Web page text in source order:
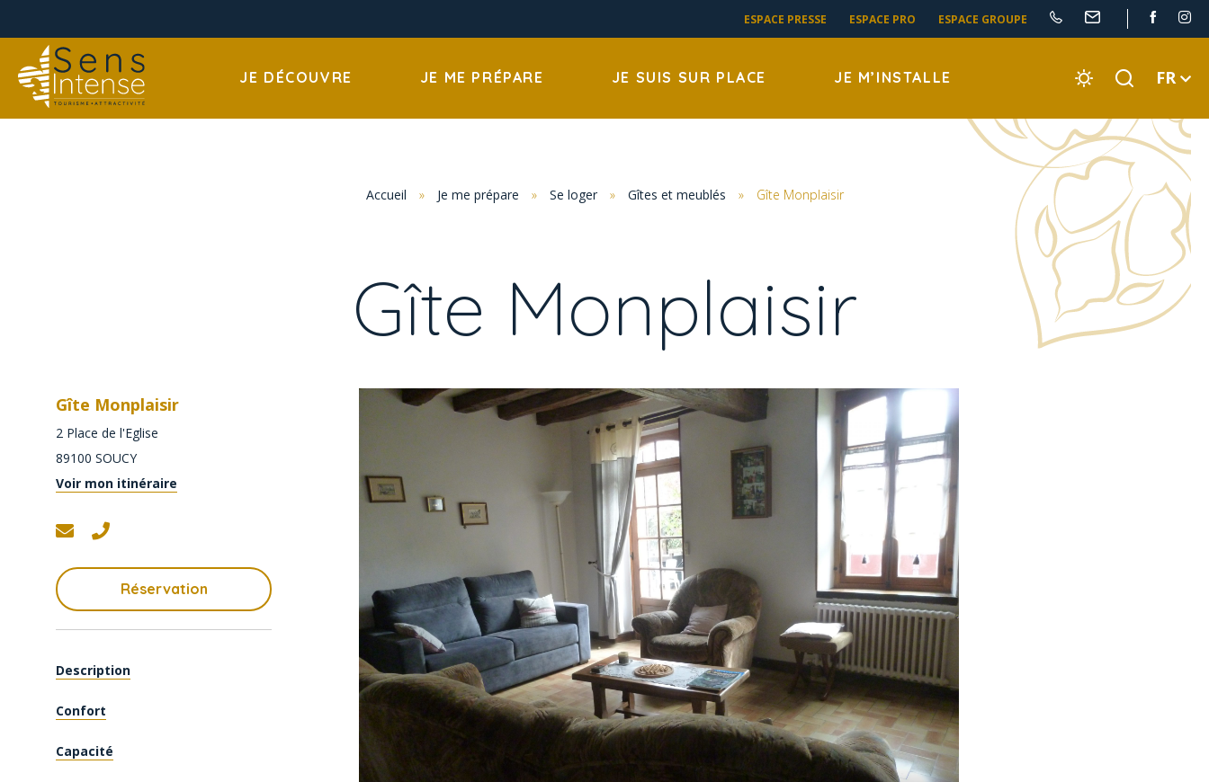
ESPACE PRESSE ESPACE PRO ESPACE GROUPE
JE DÉCOUVRE JE ME PRÉPARE JE SUIS SUR PLACE JE M’INSTALLE FR
Accueil » Je me prépare » Se loger » Gîtes et meublés » Gîte Monplaisir
Gîte Monplaisir
Gîte Monplaisir
2 Place de l'Eglise
89100 SOUCY
Voir mon itinéraire
Réservation
Description
Confort
Capacité